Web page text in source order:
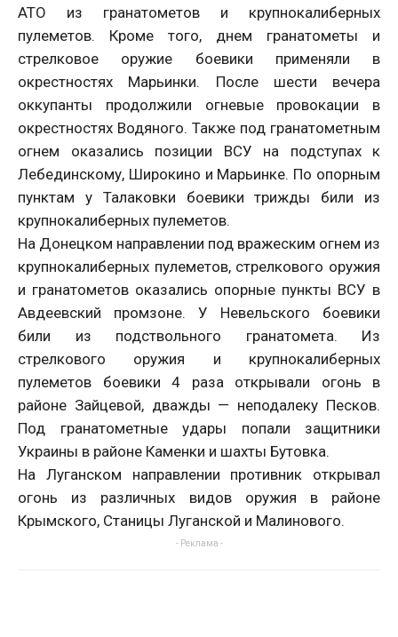
АТО из гранатометов и крупнокалиберных
пулеметов. Кроме того, днем гранатометы и
стрелковое оружие боевики применяли в
окрестностях Марьинки. После шести вечера
оккупанты продолжили огневые провокации в
окрестностях Водяного. Также под гранатометным
огнем оказались позиции ВСУ на подступах к
Лебединскому, Широкино и Марьинке. По опорным
пунктам у Талаковки боевики трижды били из
крупнокалиберных пулеметов.
На Донецком направлении под вражеским огнем из
крупнокалиберных пулеметов, стрелкового оружия
и гранатометов оказались опорные пункты ВСУ в
Авдеевский промзоне. У Невельского боевики
били из подствольного гранатомета. Из
стрелкового оружия и крупнокалиберных
пулеметов боевики 4 раза открывали огонь в
районе Зайцевой, дважды — неподалеку Песков.
Под гранатометные удары попали защитники
Украины в районе Каменки и шахты Бутовка.
На Луганском направлении противник открывал
огонь из различных видов оружия в районе
Крымского, Станицы Луганской и Малинового.
- Реклама -